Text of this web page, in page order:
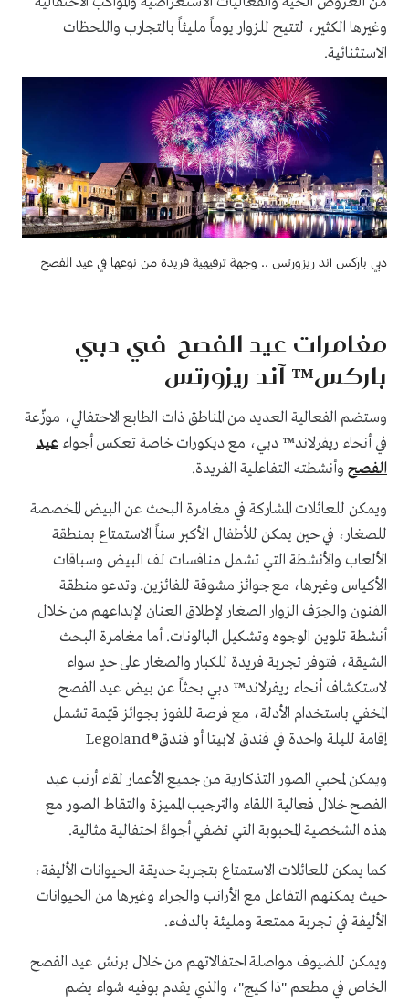
وغيرها الكثير، لتتيح للزوار يوماً مليئاً بالتجارب واللحظات
الاستثنائية.
دبي باركس آند ريزورتس .. وجهة ترفيهية فريدة من نوعها في عيد الفصح
مغامرات عيد الفصح في دبي
باركس™ آند ريزورتس
وستضم الفعالية العديد من المناطق ذات الطابع الاحتفالي، موزّعة
في أنحاء ريفرلاند™ دبي، مع ديكورات خاصة تعكس أجواءعيد
الفصحوأنشطته التفاعلية الفريدة.
ويمكن للعائلات المشاركة في مغامرة البحث عن البيض المخصصة
للصغار، في حين يمكن للأطفال الأكبر سناً الاستمتاع بمنطقة
الألعاب والأنشطة التي تشمل منافسات لف البيض وسباقات
الأكياس وغيرها، مع جوائز مشوقة للفائزين. وتدعو منطقة
الفنون والحِرَف الزوار الصغار لإطلاق العنان لإبداعهم من خلال
أنشطة تلوين الوجوه وتشكيل البالونات. أما مغامرة البحث
الشيقة، فتوفر تجربة فريدة للكبار والصغار على حدٍ سواء
لاستكشاف أنحاء ريفرلاند™ دبي بحثاً عن بيض عيد الفصح
المخفي باستخدام الأدلة، مع فرصة للفوز بجوائز قيّمة تشمل
إقامة لليلة واحدة في فندق لابيتا أو فندق®Legoland
ويمكن لمحبي الصور التذكارية من جميع الأعمار لقاء أرنب عيد
الفصح خلال فعالية اللقاء والترجيب المميزة والتقاط الصور مع
هذه الشخصية المحبوبة التي تضفي أجواءً احتفالية مثالية.
كما يمكن للعائلات الاستمتاع بتجربة حديقة الحيوانات الأليفة،
حيث يمكنهم التفاعل مع الأرانب والجراء وغيرها من الحيوانات
الأليفة في تجربة ممتعة ومليئة بالدفء.
ويمكن للضيوف مواصلة احتفالاتهم من خلال برنش عيد الفصح
الخاص في مطعم "ذا كيج"، والذي يقدم بوفيه شواء يضم